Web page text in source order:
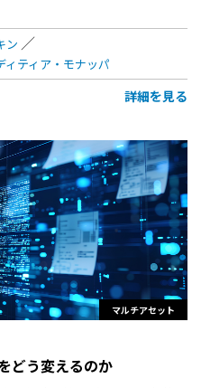
ン
ィティア・モナッパ
詳細を見る
マルチアセット
どう変えるのか